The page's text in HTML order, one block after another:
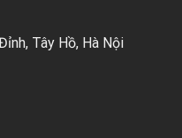
Tây Hồ, Hà Nội